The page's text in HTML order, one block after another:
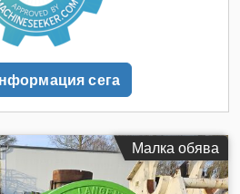
сега
Малка обява